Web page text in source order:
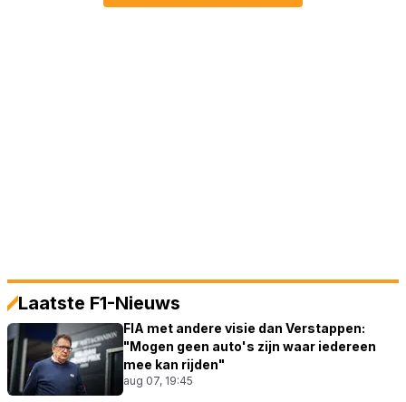
Laatste F1-Nieuws
FIA met andere visie dan Verstappen:
"Mogen geen auto's zijn waar iedereen
mee kan rijden"
aug 07, 19:45